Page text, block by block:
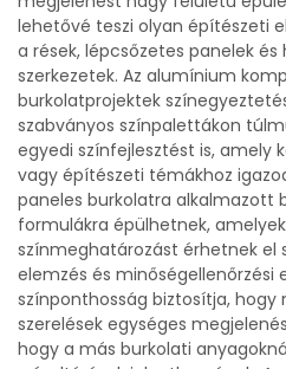
lehetővé teszi olyan építészeti
a rések, lépcsőzetes panelek
szerkezetek. Az alumínium
burkolatprojektek
szabványos színpalettákon
egyedi színfejlesztést is, amely
vagy építészeti témákhoz
paneles burkolatra alkalmazott
formulákra épülhetnek,
színmeghatározást érhetnek el
elemzés és minőségellenőrzési
színponthosság biztosítja,
szerelések egységes
hogy a más burkolati